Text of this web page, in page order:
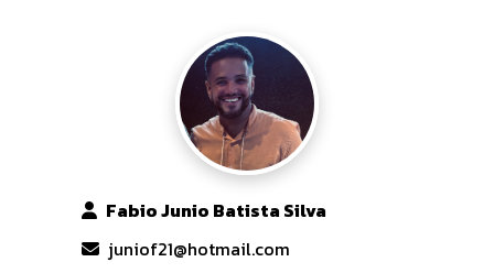
Fabio Junio Batista Silva
juniof21@hotmail.com